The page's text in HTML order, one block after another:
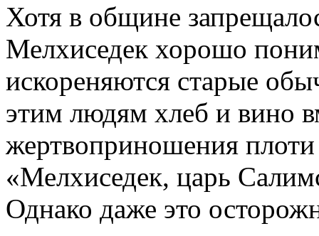
Хотя в общине
Мелхиседек хорошо
искореняются старые
этим людям хлеб и вино
жертвоприношения
«Мелхиседек, царь
Однако даже это